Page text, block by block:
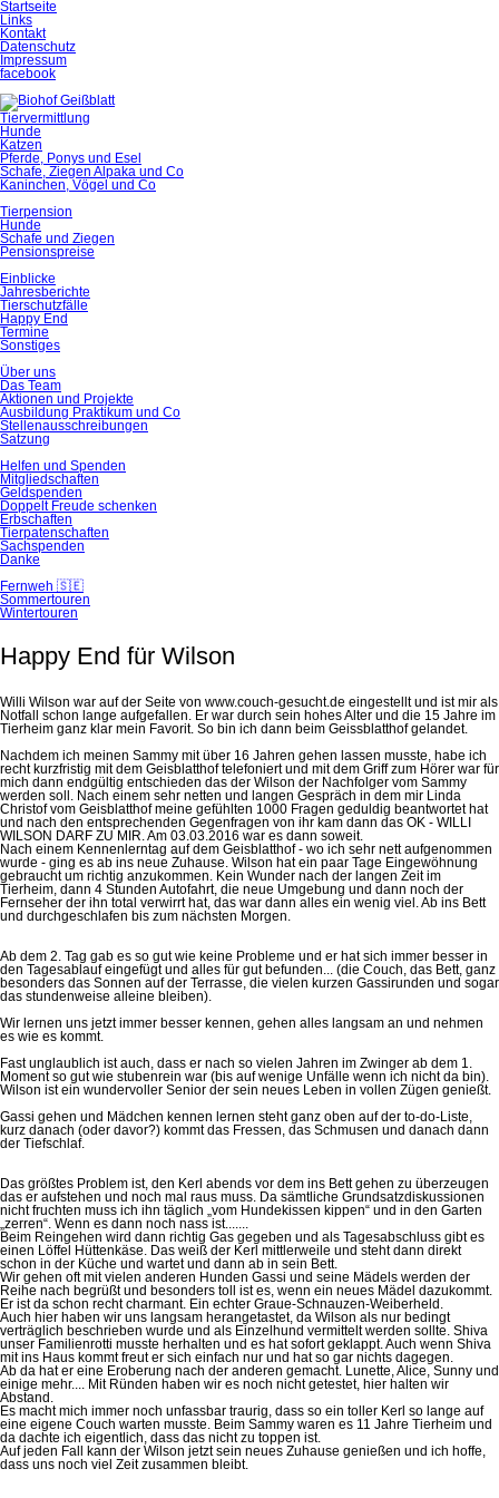
Startseite
Links
Kontakt
Datenschutz
Impressum
facebook
Tiervermittlung
Hunde
Katzen
Pferde, Ponys und Esel
Schafe, Ziegen Alpaka und Co
Kaninchen, Vögel und Co
Tierpension
Hunde
Schafe und Ziegen
Pensionspreise
Einblicke
Jahresberichte
Tierschutzfälle
Happy End
Termine
Sonstiges
Über uns
Das Team
Aktionen und Projekte
Ausbildung Praktikum und Co
Stellenausschreibungen
Satzung
Helfen und Spenden
Mitgliedschaften
Geldspenden
Doppelt Freude schenken
Erbschaften
Tierpatenschaften
Sachspenden
Danke
Fernweh 🇸🇪
Sommertouren
Wintertouren
Happy End für Wilson
Willi Wilson war auf der Seite von www.couch-gesucht.de eingestellt und ist mir als
Notfall schon lange aufgefallen. Er war durch sein hohes Alter und die 15 Jahre im
Tierheim ganz klar mein Favorit. So bin ich dann beim Geissblatthof gelandet.
Nachdem ich meinen Sammy mit über 16 Jahren gehen lassen musste, habe ich
recht kurzfristig mit dem Geisblatthof telefoniert und mit dem Griff zum Hörer war für
mich dann endgültig entschieden das der Wilson der Nachfolger vom Sammy
werden soll. Nach einem sehr netten und langen Gespräch in dem mir Linda
Christof vom Geisblatthof meine gefühlten 1000 Fragen geduldig beantwortet hat
und nach den entsprechenden Gegenfragen von ihr kam dann das OK - WILLI
WILSON DARF ZU MIR. Am 03.03.2016 war es dann soweit.
Nach einem Kennenlerntag auf dem Geisblatthof - wo ich sehr nett aufgenommen
wurde - ging es ab ins neue Zuhause. Wilson hat ein paar Tage Eingewöhnung
gebraucht um richtig anzukommen. Kein Wunder nach der langen Zeit im
Tierheim, dann 4 Stunden Autofahrt, die neue Umgebung und dann noch der
Fernseher der ihn total verwirrt hat, das war dann alles ein wenig viel. Ab ins Bett
und durchgeschlafen bis zum nächsten Morgen.
Ab dem 2. Tag gab es so gut wie keine Probleme und er hat sich immer besser in
den Tagesablauf eingefügt und alles für gut befunden... (die Couch, das Bett, ganz
besonders das Sonnen auf der Terrasse, die vielen kurzen Gassirunden und sogar
das stundenweise alleine bleiben).
Wir lernen uns jetzt immer besser kennen, gehen alles langsam an und nehmen
es wie es kommt.
Fast unglaublich ist auch, dass er nach so vielen Jahren im Zwinger ab dem 1.
Moment so gut wie stubenrein war (bis auf wenige Unfälle wenn ich nicht da bin).
Wilson ist ein wundervoller Senior der sein neues Leben in vollen Zügen genießt.
Gassi gehen und Mädchen kennen lernen steht ganz oben auf der to-do-Liste,
kurz danach (oder davor?) kommt das Fressen, das Schmusen und danach dann
der Tiefschlaf.
Das größtes Problem ist, den Kerl abends vor dem ins Bett gehen zu überzeugen
das er aufstehen und noch mal raus muss. Da sämtliche Grundsatzdiskussionen
nicht fruchten muss ich ihn täglich „vom Hundekissen kippen“ und in den Garten
„zerren“. Wenn es dann noch nass ist.......
Beim Reingehen wird dann richtig Gas gegeben und als Tagesabschluss gibt es
einen Löffel Hüttenkäse. Das weiß der Kerl mittlerweile und steht dann direkt
schon in der Küche und wartet und dann ab in sein Bett.
Wir gehen oft mit vielen anderen Hunden Gassi und seine Mädels werden der
Reihe nach begrüßt und besonders toll ist es, wenn ein neues Mädel dazukommt.
Er ist da schon recht charmant. Ein echter Graue-Schnauzen-Weiberheld.
Auch hier haben wir uns langsam herangetastet, da Wilson als nur bedingt
verträglich beschrieben wurde und als Einzelhund vermittelt werden sollte. Shiva
unser Familienrotti musste herhalten und es hat sofort geklappt. Auch wenn Shiva
mit ins Haus kommt freut er sich einfach nur und hat so gar nichts dagegen.
Ab da hat er eine Eroberung nach der anderen gemacht. Lunette, Alice, Sunny und
einige mehr.... Mit Ründen haben wir es noch nicht getestet, hier halten wir
Abstand.
Es macht mich immer noch unfassbar traurig, dass so ein toller Kerl so lange auf
eine eigene Couch warten musste. Beim Sammy waren es 11 Jahre Tierheim und
da dachte ich eigentlich, dass das nicht zu toppen ist.
Auf jeden Fall kann der Wilson jetzt sein neues Zuhause genießen und ich hoffe,
dass uns noch viel Zeit zusammen bleibt.